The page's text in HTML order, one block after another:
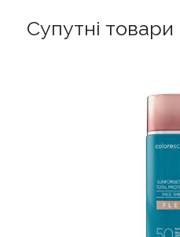
кількість
Супутні товари